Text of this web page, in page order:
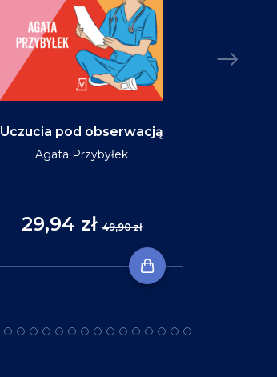
Uczucia pod obserwacją
Agata Przybyłek
29,94 zł49,90 zł